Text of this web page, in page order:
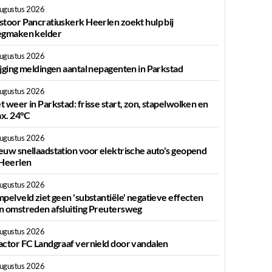
2026
Pancratiuskerk Heerlen zoekt hulp bij
kelder
2026
meldingen aantal nepagenten in Parkstad
2026
weer in Parkstad: frisse start, zon, stapelwolken en
24°C
2026
snellaadstation voor elektrische auto's geopend
2026
ziet geen 'substantiële' negatieve effecten
omstreden afsluiting Preutersweg
2026
FC Landgraaf vernield door vandalen
2026